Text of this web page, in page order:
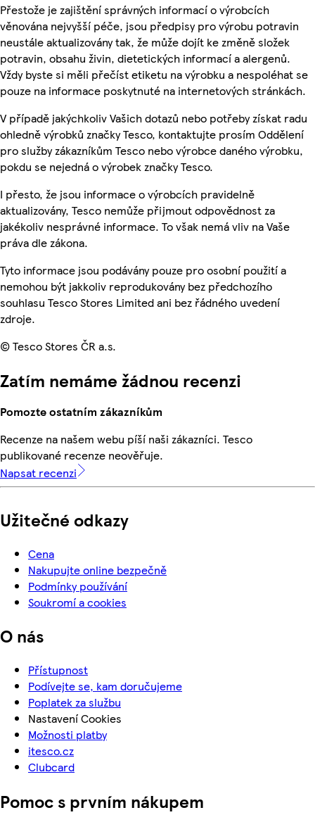
Přestože je zajištění správných informací o výrobcích
věnována nejvyšší péče, jsou předpisy pro výrobu potravin
neustále aktualizovány tak, že může dojít ke změně složek
potravin, obsahu živin, dietetických informací a alergenů.
Vždy byste si měli přečíst etiketu na výrobku a nespoléhat se
pouze na informace poskytnuté na internetových stránkách.
V případě jakýchkoliv Vašich dotazů nebo potřeby získat radu
ohledně výrobků značky Tesco, kontaktujte prosím Oddělení
pro služby zákazníkům Tesco nebo výrobce daného výrobku,
pokdu se nejedná o výrobek značky Tesco.
I přesto, že jsou informace o výrobcích pravidelně
aktualizovány, Tesco nemůže přijmout odpovědnost za
jakékoliv nesprávné informace. To však nemá vliv na Vaše
práva dle zákona.
Tyto informace jsou podávány pouze pro osobní použití a
nemohou být jakkoliv reprodukovány bez předchozího
souhlasu Tesco Stores Limited ani bez řádného uvedení
zdroje.
© Tesco Stores ČR a.s.
Zatím nemáme žádnou recenzi
Pomozte ostatním zákazníkům
Recenze na našem webu píší naši zákazníci. Tesco
publikované recenze neověřuje.
Napsat recenzi
Užitečné odkazy
Cena
Nakupujte online bezpečně
Podmínky používání
Soukromí a cookies
O nás
Přístupnost
Podívejte se, kam doručujeme
Poplatek za službu
Nastavení Cookies
Možnosti platby
itesco.cz
Clubcard
Pomoc s prvním nákupem